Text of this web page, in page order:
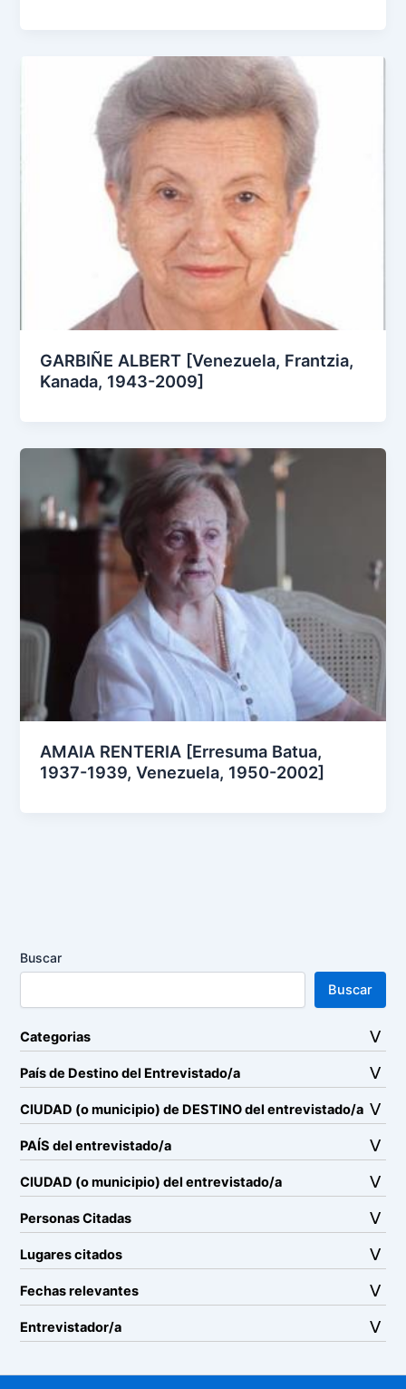
GARBIÑE ALBERT [Venezuela, Frantzia,
Kanada, 1943-2009]
AMAIA RENTERIA [Erresuma Batua,
1937-1939, Venezuela, 1950-2002]
Buscar
Buscar
Categorias
País de Destino del Entrevistado/a
CIUDAD (o municipio) de DESTINO del entrevistado/a
PAÍS del entrevistado/a
CIUDAD (o municipio) del entrevistado/a
Personas Citadas
Lugares citados
Fechas relevantes
Entrevistador/a